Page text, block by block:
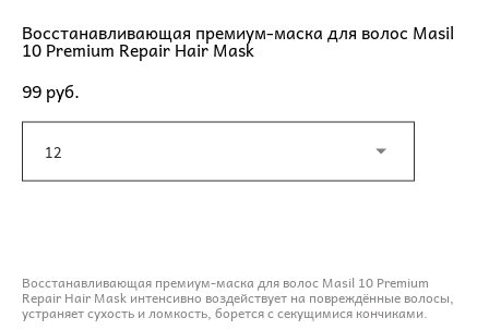
Восстанавливающая премиум-маска для волос Masil
10 Premium Repair Hair Mask
99 pуб.
12
Восстанавливающая премиум-маска для волос Masil 10 Premium
Repair Hair Mask интенсивно воздействует на повреждённые волосы,
устраняет сухость и ломкость, борется с секущимися кончиками.